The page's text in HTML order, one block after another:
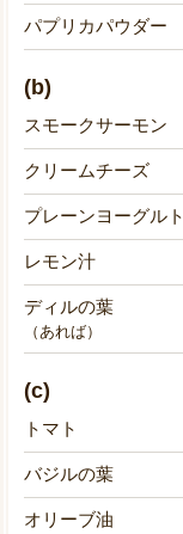
パプリカパウダー
(b)
スモークサーモン
クリームチーズ
プレーンヨーグルト
レモン汁
ディルの葉
（あれば）
(c)
トマト
バジルの葉
オリーブ油